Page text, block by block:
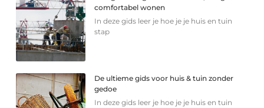
comfortabel wonen
In deze gids leer je hoe je je huis en tuin
stap
De ultieme gids voor huis & tuin zonder
gedoe
In deze gids leer je hoe je je huis en tuin